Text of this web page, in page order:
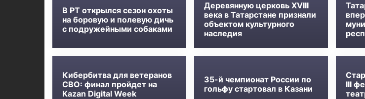
В РТ открылся сезон охоты
на боровую и полевую дичь
с подружейными собаками
Деревянную церковь XVIII
века в Татарстане признали
объектом культурного
наследия
Кибербитва для ветеранов
СВО: финал пройдет на
Kazan Digital Week
35-й чемпионат России по
гольфу стартовал в Казани
III